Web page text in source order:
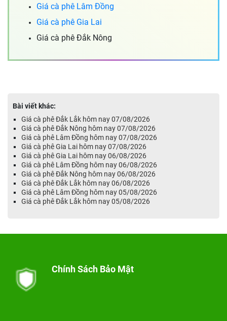
Giá cà phê Lâm Đồng
Giá cà phê Gia Lai
Giá cà phê Đắk Nông
Bài viết khác:
Giá cà phê Đắk Lắk hôm nay 07/08/2026
Giá cà phê Đắk Nông hôm nay 07/08/2026
Giá cà phê Lâm Đồng hôm nay 07/08/2026
Giá cà phê Gia Lai hôm nay 07/08/2026
Giá cà phê Gia Lai hôm nay 06/08/2026
Giá cà phê Lâm Đồng hôm nay 06/08/2026
Giá cà phê Đắk Nông hôm nay 06/08/2026
Giá cà phê Đắk Lắk hôm nay 06/08/2026
Giá cà phê Lâm Đồng hôm nay 05/08/2026
Giá cà phê Đắk Lắk hôm nay 05/08/2026
Chính Sách Bảo Mật